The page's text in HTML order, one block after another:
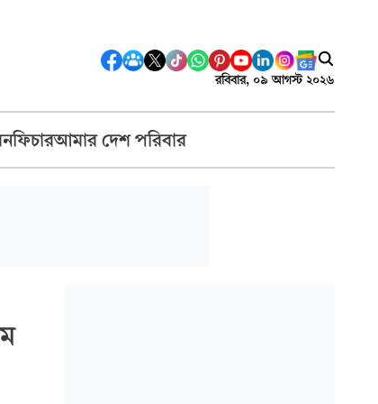
রবিবার, ০৯ আগস্ট ২০২৬
ফিচারআমার দেশ পরিবার